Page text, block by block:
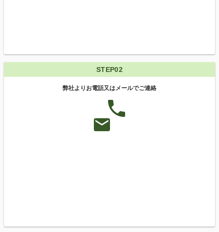
STEP02
弊社よりお電話又はメールでご連絡